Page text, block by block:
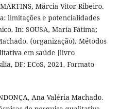
Márcia Vitor Ribeiro.
limitações e potencialidades
In: SOUSA, Maria Fátima;
(organização). Métodos
em saúde [livro
DF: ECoS, 2021. Formato
Ana Valéria Machado.